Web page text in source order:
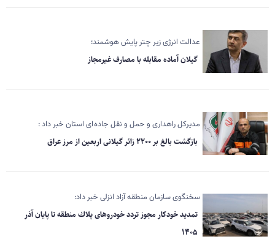
عدالت انرژی زیر چتر پایش هوشمند؛
گیلان آماده مقابله با مصارف غیرمجاز
مدیرکل راهداری و حمل و نقل جاده ای استان خبر داد :
بازگشت بالغ بر ۲۲۰۰ زائر گیلانی اربعین از مرز عراق
سخنگوی سازمان منطقه آزاد انزلی خبر داد:
تمدید خودكار مجوز تردد خودروهای پلاك منطقه تا پایان آذر
۱۴۰۵